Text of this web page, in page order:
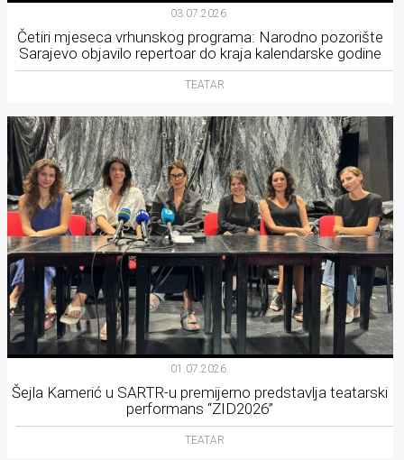
03.07.2026.
Četiri mjeseca vrhunskog programa: Narodno pozorište
Sarajevo objavilo repertoar do kraja kalendarske godine
TEATAR
01.07.2026.
Šejla Kamerić u SARTR-u premijerno predstavlja teatarski
performans “ZID2026”
TEATAR